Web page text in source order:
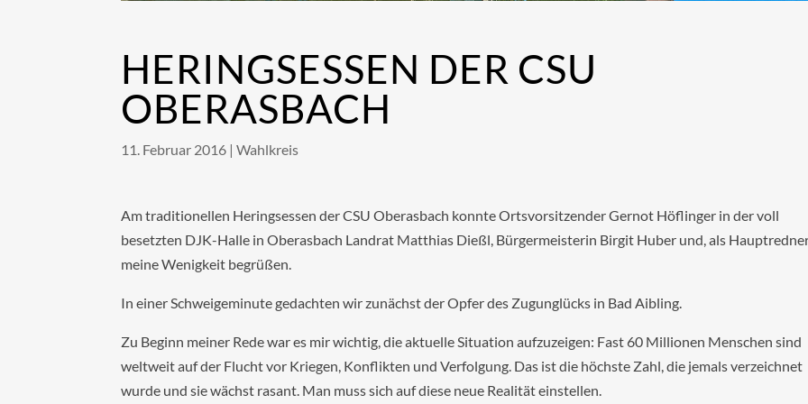
HERINGSESSEN DER CSU
OBERASBACH
11. Februar 2016 |Wahlkreis
Am traditionellen Heringsessen der CSU Oberasbach konnte Ortsvorsitzender Gernot Höflinger in der voll
besetzten DJK-Halle in Oberasbach Landrat Matthias Dießl, Bürgermeisterin Birgit Huber und, als
meine Wenigkeit begrüßen.
In einer Schweigeminute gedachten wir zunächst der Opfer des Zugunglücks in Bad Aibling.
Zu Beginn meiner Rede war es mir wichtig, die aktuelle Situation aufzuzeigen: Fast 60 Millionen Menschen sind
weltweit auf der Flucht vor Kriegen, Konflikten und Verfolgung. Das ist die höchste Zahl, die jemals verzeichnet
wurde und sie wächst rasant. Man muss sich auf diese neue Realität einstellen.